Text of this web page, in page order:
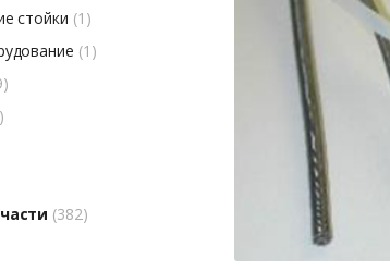
стойки (1)
(1)
(382)